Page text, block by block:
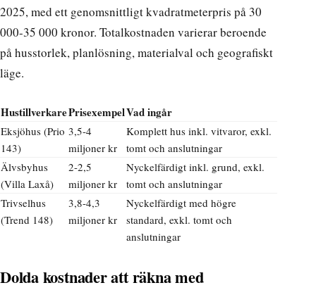
2025, med ett genomsnittligt kvadratmeterpris på 30
000-35 000 kronor. Totalkostnaden varierar beroende
på husstorlek, planlösning, materialval och geografiskt
läge.
HustillverkarePrisexempelVad ingår
Eksjöhus (Prio
143)
3,5-4
miljoner kr
Komplett hus inkl. vitvaror, exkl.
tomt och anslutningar
Älvsbyhus
(Villa Laxå)
2-2,5
miljoner kr
Nyckelfärdigt inkl. grund, exkl.
tomt och anslutningar
Trivselhus
(Trend 148)
3,8-4,3
miljoner kr
Nyckelfärdigt med högre
standard, exkl. tomt och
anslutningar
Dolda kostnader att räkna med